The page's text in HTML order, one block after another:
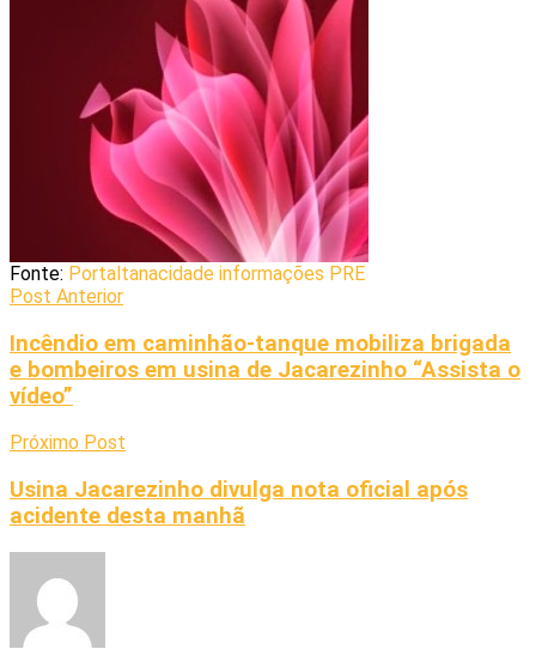
Fonte: Portaltanacidade informações PRE
Post Anterior
Incêndio em caminhão-tanque mobiliza brigada
e bombeiros em usina de Jacarezinho “Assista o
vídeo”
Próximo Post
Usina Jacarezinho divulga nota oficial após
acidente desta manhã